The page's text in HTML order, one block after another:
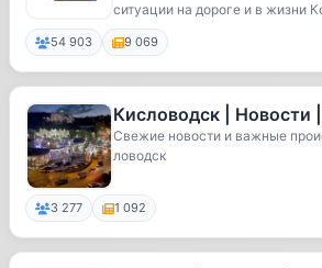
ситуации на дороге и в жизни
54 903 9 069
Кисловодск | Новости
Свежие новости и важные
ловодск
3 277 1 092